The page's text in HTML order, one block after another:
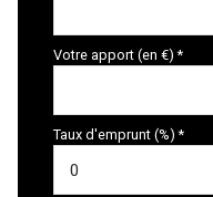
Votre apport (en €) *
Taux d'emprunt (%) *